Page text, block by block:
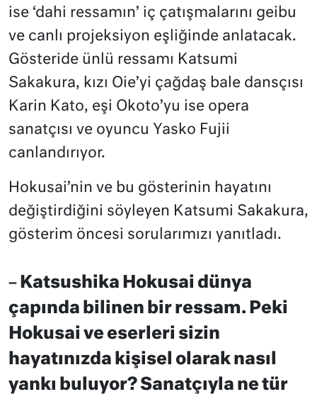
ise ‘dahi ressamın’ iç çatışmalarını geibu
ve canlı projeksiyon eşliğinde anlatacak.
Gösteride ünlü ressamı Katsumi
Sakakura, kızı Oie’yi çağdaş bale dansçısı
Karin Kato, eşi Okoto’yu ise opera
sanatçısı ve oyuncu Yasko Fujii
canlandırıyor.
Hokusai’nin ve bu gösterinin hayatını
değiştirdiğini söyleyen Katsumi Sakakura,
gösterim öncesi sorularımızı yanıtladı.
– Katsushika Hokusai dünya
çapında bilinen bir ressam. Peki
Hokusai ve eserleri sizin
hayatınızda kişisel olarak nasıl
yankı buluyor? Sanatçıyla ne tür